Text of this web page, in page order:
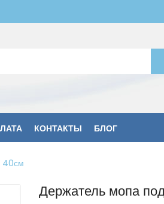
КОНТАКТЫ БЛОГ
40см
Держатель мопа